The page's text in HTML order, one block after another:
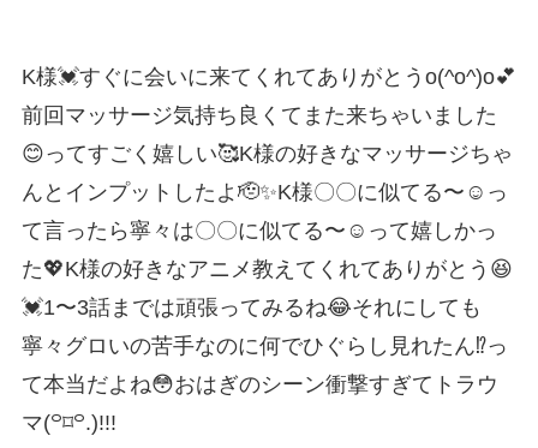
K様💓すぐに会いに来てくれてありがとうo(^o^)o💕
前回マッサージ気持ち良くてまた来ちゃいました
😊ってすごく嬉しい🥰K様の好きなマッサージちゃ
んとインプットしたよ🫡✨K様〇〇に似てる〜☺️っ
て言ったら寧々は〇〇に似てる〜☺️って嬉しかっ
た💖K様の好きなアニメ教えてくれてありがとう😆
💓1〜3話までは頑張ってみるね😂それにしても
寧々グロいの苦手なのに何でひぐらし見れたん⁉️っ
て本当だよね😳おはぎのシーン衝撃すぎてトラウ
マ(꒪⌑꒪.)‎!!!